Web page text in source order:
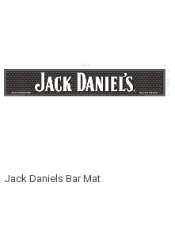
Jack Daniels Bar Mat